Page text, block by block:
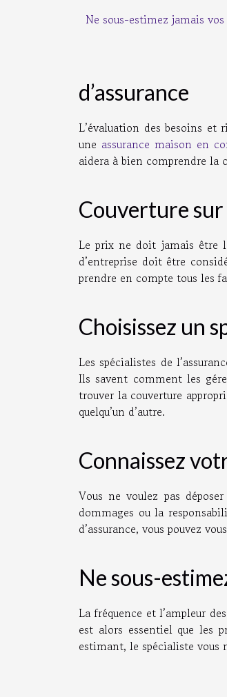
Ne sous-estimez jamais
d’assurance
L’évaluation des besoins et
une assurance maison en
aidera à bien comprendre la
Couverture
Le prix ne doit jamais être
d’entreprise doit être
prendre en compte tous les
Choisissez un
Les spécialistes de
Ils savent comment les
trouver la couverture
quelqu’un d’autre.
Connaissez
Vous ne voulez pas
dommages ou la
d’assurance, vous pouvez
Ne sous-
La fréquence et l’ampleur
est alors essentiel que les
estimant, le spécialiste vous